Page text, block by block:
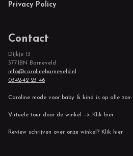
Privacy Policy
Contact
Dijkje 13
3771BN Barneveld
info@carolinebarneveld.nl
0342-42 23 46
Caroline mode voor baby & kind is op alle
Virtuele tour door de winkel --> Klik hier
Review schrijven over onze winkel? Klik hier